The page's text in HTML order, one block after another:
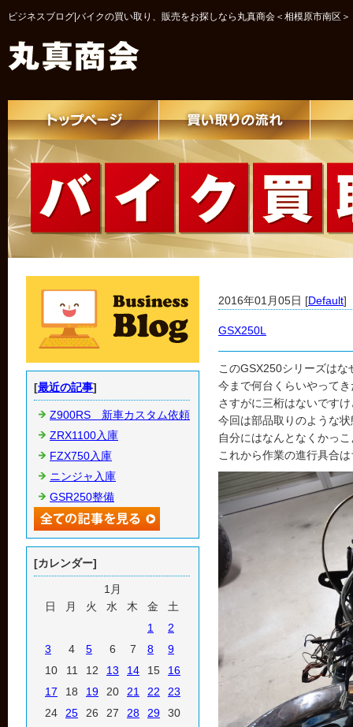
ビジネスブログ|バイクの買い取り、販売をお探しなら丸真商会＜相模原市南区＞
2016年01月05日 [Default]
GSX250L
このGSX250シリーズは
今まで何台くらいやって
さすがに三桁はないです
今回は部品取りのような
自分にはなんとなくかっ
これから作業の進行具合
[最近の記事]
Z900RS 新車カスタム依頼
ZRX1100入庫
FZX750入庫
ニンジャ入庫
GSR250整備
[カレンダー]
1月
日
月 火 水 木 金
土
1
2
3
4 5 6 7 8
9
10
11 12 13 14 15
16
17
18 19 20 21 22
23
24
25 26 27 28 29
30